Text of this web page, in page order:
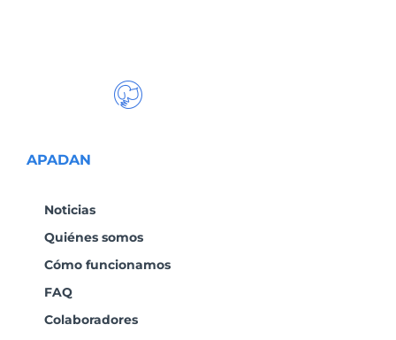
APADAN
Noticias
Quiénes somos
Cómo funcionamos
FAQ
Colaboradores